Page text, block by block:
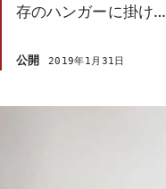
存のハンガーに掛け…
公開 2019年1月31日